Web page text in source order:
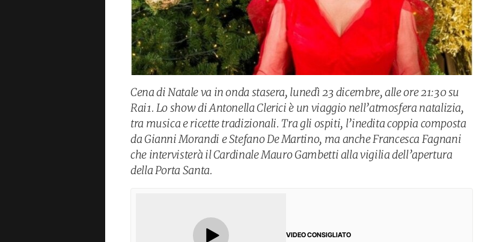
Cena di Natale va in onda stasera, lunedì 23 dicembre, alle ore 21:30 su
Rai1. Lo show di Antonella Clerici è un viaggio nell’atmosfera natalizia,
tra musica e ricette tradizionali. Tra gli ospiti, l’inedita coppia composta
da Gianni Morandi e Stefano De Martino, ma anche Francesca Fagnani
che intervisterà il Cardinale Mauro Gambetti alla vigilia dell’apertura
della Porta Santa.
VIDEO CONSIGLIATO